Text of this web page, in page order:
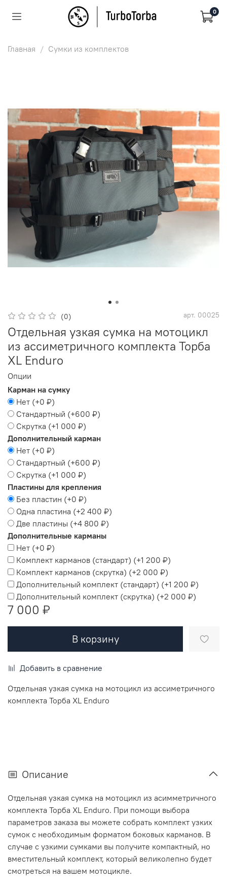
0
Главная Сумки из комплектов
(0) арт. 00025
Отдельная узкая сумка на мотоцикл
из ассиметричного комплекта Торба
XL Enduro
Опции
Карман на сумку
Нет (+0 ₽)
Стандартный (+600 ₽)
Скрутка (+1 000 ₽)
Дополнительный карман
Нет (+0 ₽)
Стандартный (+600 ₽)
Скрутка (+1 000 ₽)
Пластины для крепления
Без пластин (+0 ₽)
Одна пластина (+2 400 ₽)
Две пластины (+4 800 ₽)
Дополнительные карманы
Нет (+0 ₽)
Комплект карманов (стандарт) (+1 200 ₽)
Комплект карманов (скрутка) (+2 000 ₽)
Дополнительный комплект (стандарт) (+1 200 ₽)
Дополнительный комплект (скрутка) (+2 000 ₽)
7 000 ₽
В корзину
Добавить в сравнение
Отдельная узкая сумка на мотоцикл из ассиметричного
комплекта Торба XL Enduro
Описание
Отдельная узкая сумка на мотоцикл из асимметричного
комплекта Торба XL Enduro. При помощи выбора
параметров заказа вы можете собрать комплект узких
сумок с необходимым форматом боковых карманов. В
случае с узкими сумками вы получите компактный, но
вместительный комплект, который великолепно будет
смотреться на вашем мотоцикле.